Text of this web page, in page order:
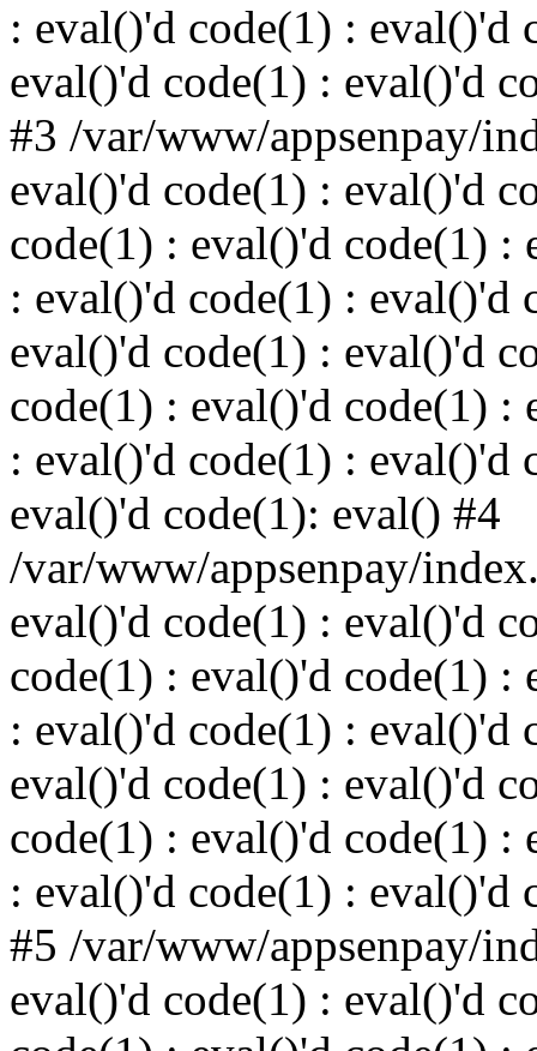
: eval()'d code(1) : eval()'d
eval()'d code(1) : eval()'d
#3 /var/www/appsenpay/
eval()'d code(1) : eval()'d
code(1) : eval()'d code(1) :
: eval()'d code(1) : eval()'d
eval()'d code(1) : eval()'d
code(1) : eval()'d code(1) :
: eval()'d code(1) : eval()'d
eval()'d code(1): eval() #4
/var/www/appsenpay/
eval()'d code(1) : eval()'d
code(1) : eval()'d code(1) :
: eval()'d code(1) : eval()'d
eval()'d code(1) : eval()'d
code(1) : eval()'d code(1) :
: eval()'d code(1) : eval()'d
#5 /var/www/appsenpay/
eval()'d code(1) : eval()'d